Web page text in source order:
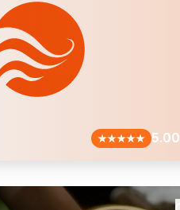
5.00